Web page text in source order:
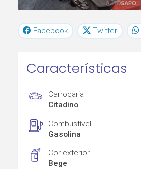
Facebook Twitter
Características
Carroçaria
Citadino
Combustível
Gasolina
Cor exterior
Bege